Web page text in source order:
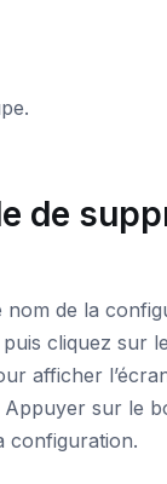
de
nom de la
puis cliquez sur
afficher
sur le
configuration.